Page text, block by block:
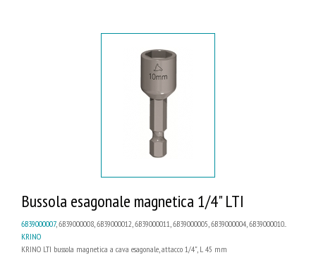
Bussola esagonale magnetica 1/4" LTI
6B39000007, 6B39000008, 6B39000012, 6B39000011, 6B39000005, 6B39000004, 6B39000010...
KRINO
KRINO LTI bussola magnetica a cava esagonale, attacco 1/4", L 45 mm